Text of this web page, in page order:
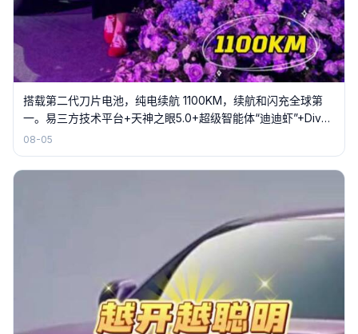
搭载第二代刀片电池，纯电续航 1100KM，续航和闪充全球第
一。易三方技术平台+天神之眼5.0+超级智能体“迪迪虾”+Diva
智能伙伴。
08-05